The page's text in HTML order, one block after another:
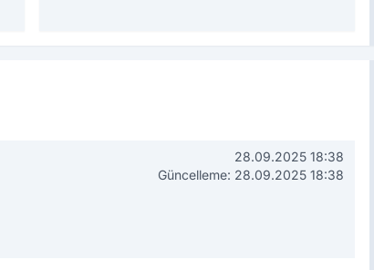
28.09.2025 18:38
Güncelleme: 28.09.2025 18:38